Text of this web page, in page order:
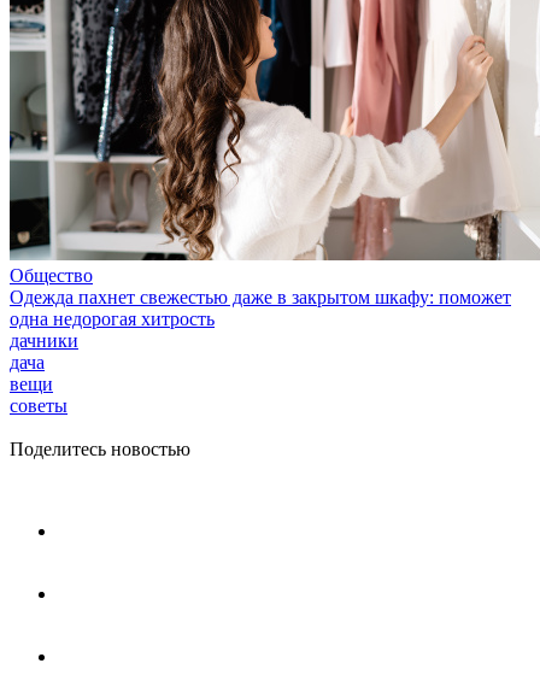
Общество
Одежда пахнет свежестью даже в закрытом шкафу: поможет
одна недорогая хитрость
дачники
дача
вещи
советы
Поделитесь новостью